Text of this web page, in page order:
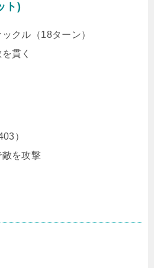
ト)
クル（18ターン）
貫く
）
を攻撃